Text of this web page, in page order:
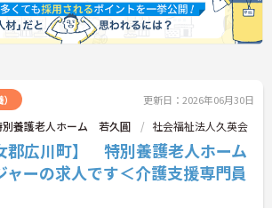
更新日：2026年06月30日
別養護老人ホーム 若久圓 社会福祉法人久英会
郡広川町】 特別養護老人ホーム
ャーの求人です＜介護支援専門員